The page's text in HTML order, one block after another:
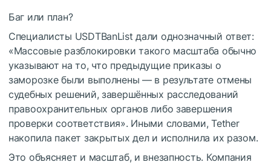
Баг или план?
Специалисты USDTBanList дали однозначный ответ:
«Массовые разблокировки такого масштаба обычно
указывают на то, что предыдущие приказы о
заморозке были выполнены — в результате отмены
судебных решений, завершённых расследований
правоохранительных органов либо завершения
проверки соответствия». Иными словами, Tether
накопила пакет закрытых дел и исполнила их разом.
Это объясняет и масштаб, и внезапность. Компания